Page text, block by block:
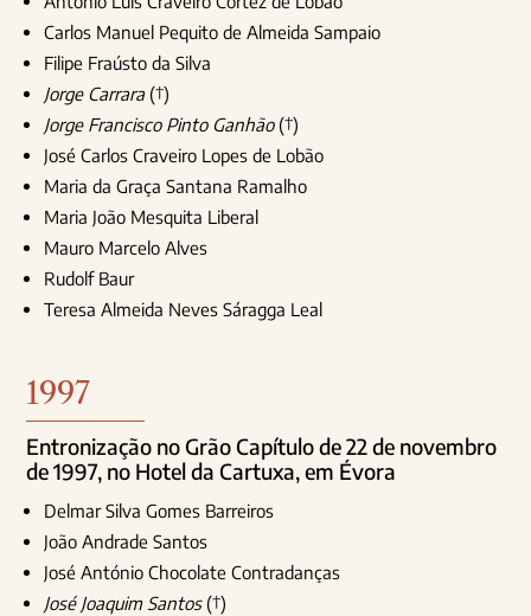
Carlos Manuel Pequito de Almeida Sampaio
Filipe Fraústo da Silva
Jorge Carrara(†)
Jorge Francisco Pinto Ganhão(†)
José Carlos Craveiro Lopes de Lobão
Maria da Graça Santana Ramalho
Maria João Mesquita Liberal
Mauro Marcelo Alves
Rudolf Baur
Teresa Almeida Neves Sáragga Leal
1997
Entronização no Grão Capítulo de 22 de novembro
de 1997, no Hotel da Cartuxa, em Évora
Delmar Silva Gomes Barreiros
João Andrade Santos
José António Chocolate Contradanças
José Joaquim Santos(†)